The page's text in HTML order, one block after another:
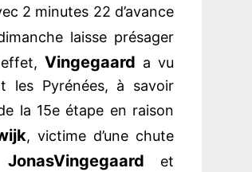
2 minutes 22 d’avance
laisse présager
effet,Vingegaard a vu
les Pyrénées, à savoir
la 15e étape en raison
, victime d’une chute
JonasVingegaard et